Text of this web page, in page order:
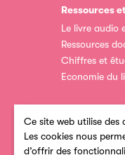
Ce site web utilise des
Les cookies nous
d’offrir des
Ressources
Le livre audio
Ressources
Chiffres et
Economie du